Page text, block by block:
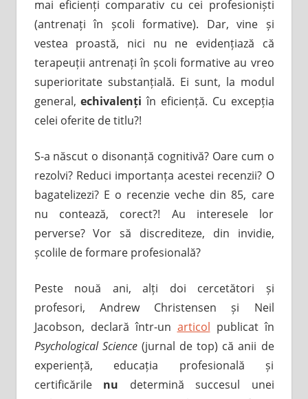
mai eficienți comparativ cu cei profesioniști
(antrenați în școli formative). Dar, vine și
vestea proastă, nici nu ne evidențiază că
terapeuții antrenați în școli formative au vreo
superioritate substanțială. Ei sunt, la modul
general,echivalenți în eficiență. Cu excepția
celei oferite de titlu?!
S-a născut o disonanță cognitivă? Oare cum o
rezolvi? Reduci importanța acestei recenzii? O
bagatelizezi? E o recenzie veche din 85, care
nu contează, corect?! Au interesele lor
perverse? Vor să discrediteze, din invidie,
școlile de formare profesională?
Peste nouă ani, alți doi cercetători și
profesori, Andrew Christensen și Neil
Jacobson, declară într-un articol publicat în
Psychological Science(jurnal de top) că anii de
experiență, educația profesională și
certificările nu determină succesul unei